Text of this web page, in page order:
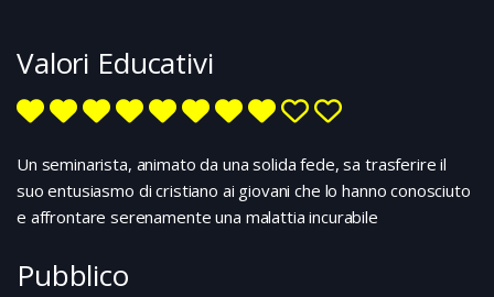
Valori Educativi
Un seminarista, animato da una solida fede, sa trasferire il
suo entusiasmo di cristiano ai giovani che lo hanno conosciuto
e affrontare serenamente una malattia incurabile
Pubblico